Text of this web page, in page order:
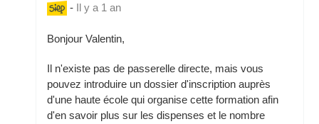
- Il y a 1 an
Bonjour Valentin,
Il n'existe pas de passerelle directe, mais vous
pouvez introduire un dossier d'inscription auprès
d'une haute école qui organise cette formation afin
d'en savoir plus sur les dispenses et le nombre